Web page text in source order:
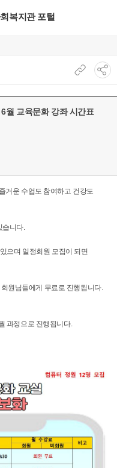
복지관 포털
현
복
사
소
유
월 교육문화 강좌 시간표
거운 수업도 참여하고 건강도
습니다.
으며 일정회원 모집이 되면
원님들에게 무료로 진행됩니다.
과정으로 진행됩니다.